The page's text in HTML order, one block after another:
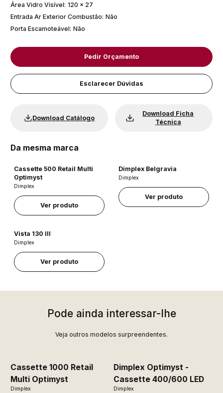
Área Vidro Visível: 120 x 27
Entrada Ar Exterior Combustão: Não
Porta Escamoteável: Não
Pedir Orçamento
Esclarecer Dúvidas
Download Catálogo
Download Ficha
Técnica
Da mesma marca
Cassette 500 Retail Multi
Optimyst
Dimplex
Ver produto
Dimplex Belgravia
Dimplex
Ver produto
Vista 130 III
Dimplex
Ver produto
Pode ainda interessar-lhe
Veja outros modelos surpreendentes.
Cassette 1000 Retail
Multi Optimyst
Dimplex
Dimplex Optimyst -
Cassette 400/600 LED
Dimplex